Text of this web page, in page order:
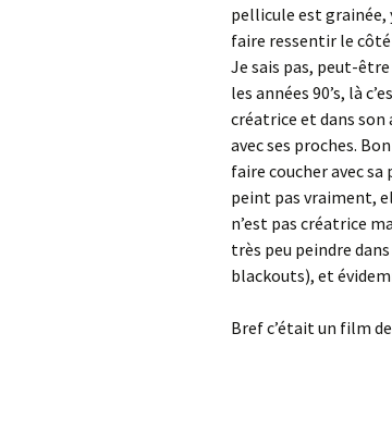
pellicule est grainée,
faire ressentir le
Je sais pas, peut-
les années 90’s, là
créatrice et dans son
avec ses proches.
faire coucher avec
peint pas vraiment,
n’est pas créatrice
très peu peindre
blackouts), et
Bref c’était un film